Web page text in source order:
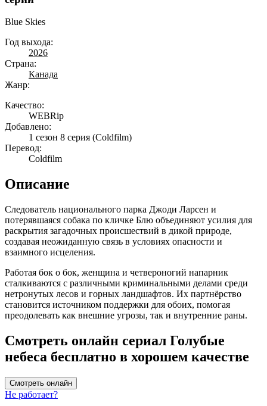
Blue Skies
Год выхода:
2026
Страна:
Канада
Жанр:
Качество:
WEBRip
Добавлено:
1 сезон 8 серия (Coldfilm)
Перевод:
Coldfilm
Описание
Следователь национального парка Джоди Ларсен и
потерявшаяся собака по кличке Блю объединяют усилия для
раскрытия загадочных происшествий в дикой природе,
создавая неожиданную связь в условиях опасности и
взаимного исцеления.
Работая бок о бок, женщина и четвероногий напарник
сталкиваются с различными криминальными делами среди
нетронутых лесов и горных ландшафтов. Их партнёрство
становится источником поддержки для обоих, помогая
преодолевать как внешние угрозы, так и внутренние раны.
Смотреть онлайн сериал Голубые
небеса бесплатно в хорошем качестве
Смотреть онлайн
Не работает?